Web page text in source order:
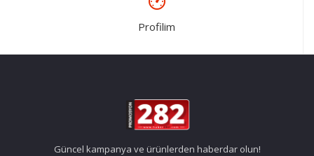
Profilim
Güncel kampanya ve ürünlerden haberdar olun!